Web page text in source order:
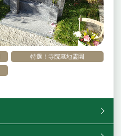
特選！寺院墓地霊園